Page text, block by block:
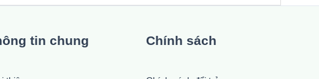
tin chung Chính sách